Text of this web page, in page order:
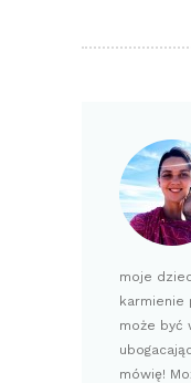
moje
karmienie
może być
mówię!